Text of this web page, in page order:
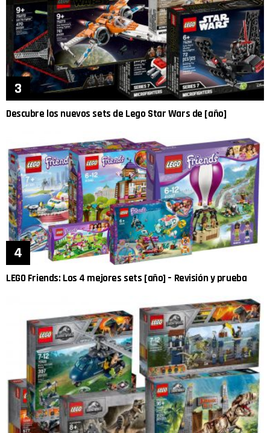
Descubre los nuevos sets de Lego Star Wars de [año]
LEGO Friends: Los 4 mejores sets [año] – Revisión y prueba